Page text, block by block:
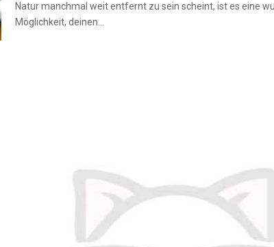
Natur manchmal weit entfernt zu sein scheint, ist es eine
Möglichkeit, deinen...